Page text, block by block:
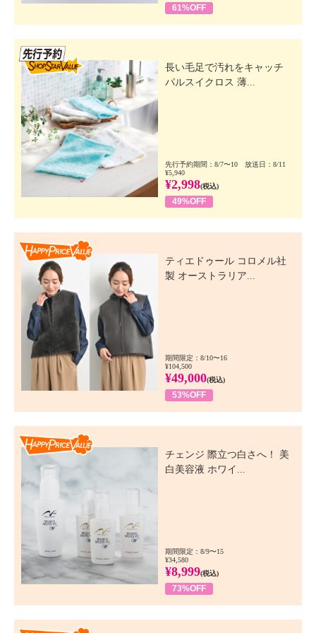
61%OFF
長い毛足で汚れをキャッチ
パルスイクロス 薄...
先行予約期間：8/7〜10 放送日：8/11
¥5,940
¥2,998(税込)
49%OFF
ティエドゥール コロメル社
製 オーストラリア...
期間限定：8/10〜16
¥104,500
¥49,000(税込)
53%OFF
チェンジ 際立つ白さへ！ 美
白美容液 ホワイ...
期間限定：8/9〜15
¥34,580
¥8,999(税込)
73%OFF